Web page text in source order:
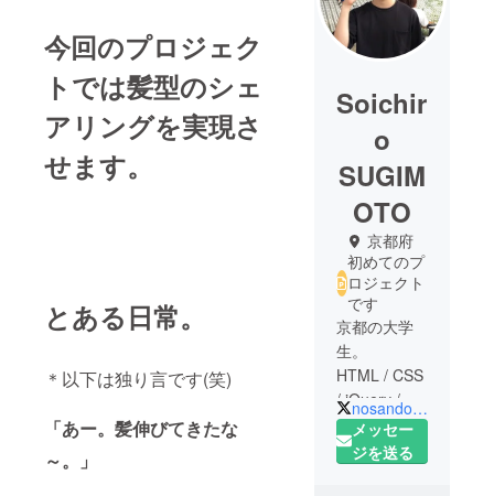
今回のプロジェク
トでは髪型のシェ
アリングを実現さ
せます。
とある日常。
＊以下は独り言です(笑)
「あー。髪伸びてきたな
～。」
Soichir
o
SUGIM
OTO
京都府
初めてのプ
ロジェクト
です
京都の大学
生。
HTML / CSS
/ jQuery /
Ruby on
Rails（メイ
nosandone
メッセー
ジを送る